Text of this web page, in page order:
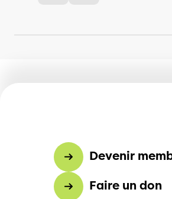
Devenir
Faire un don